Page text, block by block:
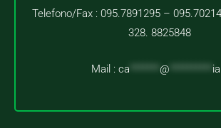
Telefono/Fax : 095.7891295 –
328. 8825848
Mail : ca @